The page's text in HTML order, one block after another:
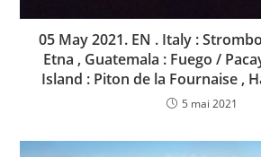
05 May 2021. EN . Italy :
Etna , Guatemala : Fuego /
Island : Piton de la Fournaise ,
5 mai 2021